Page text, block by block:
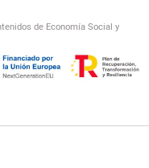
de Economía Social y